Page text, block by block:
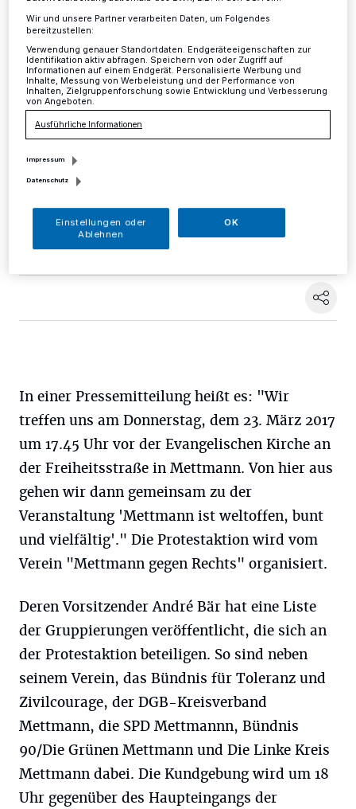
Protest gegen AfD-Auftritt
Mettmann·Superintendent Frank Weber vom
Evangelischen Kirchenkreis Düsseldorf-Mettmann und
Kreisdechanten Daniel Schilling sowie Herbert Ullmann,
leitender Pfarrer der Kirchengemeinde St. Lambertus in
Mettmann, rufen ihre Gemeindemitglieder zur Teilnahme
für Deutschland morgen Abend in der Mettmanner
Stadthalle auf.
22.03.2017 , 10:55 Uhr Eine Minute Lesezeit
In einer Pressemitteilung heißt es: "Wir
treffen uns am Donnerstag, dem 23. März 2017
um 17.45 Uhr vor der Evangelischen Kirche an
der Freiheitsstraße in Mettmann. Von hier aus
gehen wir dann gemeinsam zu der
Veranstaltung 'Mettmann ist weltoffen, bunt
und vielfältig'." Die Protestaktion wird vom
Verein "Mettmann gegen Rechts" organisiert.
Deren Vorsitzender André Bär hat eine Liste
der Gruppierungen veröffentlicht, die sich an
der Protestaktion beteiligen. So sind neben
seinem Verein, das Bündnis für Toleranz und
Zivilcourage, der DGB-Kreisverband
Mettmann, die SPD Mettmannn, Bündnis
90/Die Grünen Mettmann und Die Linke Kreis
Mettmann dabei. Die Kundgebung wird um 18
Uhr gegenüber des Haupteingangs der
Wir und unsere Partner verarbeiten Daten, um Folgendes
bereitzustellen:
Verwendung genauer Standortdaten. Endgeräteeigenschaften zur
Identifikation aktiv abfragen. Speichern von oder Zugriff auf
Informationen auf einem Endgerät. Personalisierte Werbung und
Inhalte, Messung von Werbeleistung und der Performance von
Inhalten, Zielgruppenforschung sowie Entwicklung und Verbesserung
von Angeboten.
Ausführliche Informationen
Impressum
Datenschutz
Einstellungen oder
Ablehnen
OK